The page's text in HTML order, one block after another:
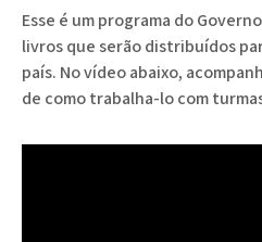
Esse é um programa do
livros que serão distribuídos
país. No vídeo abaixo,
de como trabalha-lo com turmas